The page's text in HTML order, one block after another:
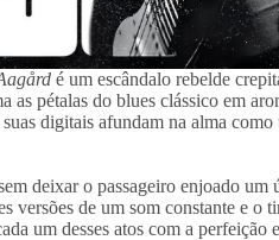
é um escândalo rebelde
as pétalas do blues clássico em
suas digitais afundam na alma como
deixar o passageiro enjoado um
versões de um som constante e o
um desses atos com a perfeição